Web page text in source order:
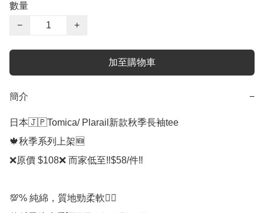
數量
−
+
加至購物車
簡介 −
日本🇯🇵Tomica/ Plarail新款秋季長袖tee
🍁秋季系列上架🆕️
❌原價 $108❌ 而家低至‼️$58/件‼️
💯% 純綿，質地勁柔軟👍🏻